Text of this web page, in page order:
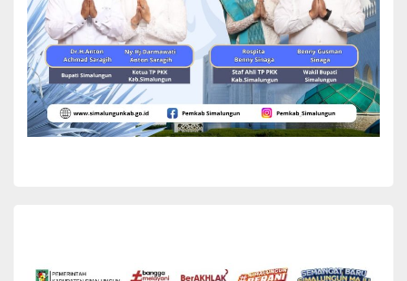
Dalam sambutannya, AKBP Choky Sentosa Meliala yang kini
menjabat sebagai Kapolres Labuhan Batu menyampaikan terima
kasih atas dukungan yang diberikan selama bertugas di
Simalungun.
AKBP Choky Sentosa Meliala juga mengungkapkan harapannya
agar sinergi antara kepolisian dan pemerintah daerah terus terjaga
daerah dalam menjaga keamanan dan ketertiban di wilayah